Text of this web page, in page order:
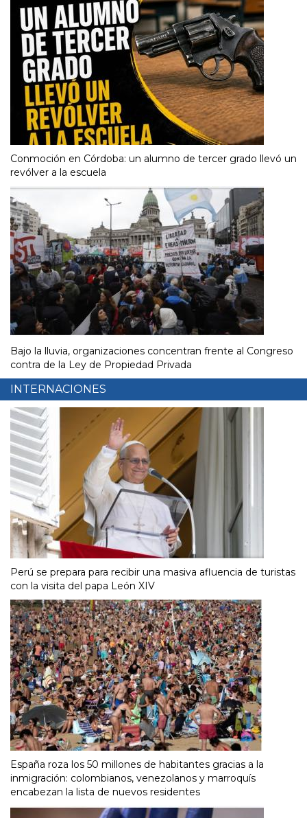
Conmoción en Córdoba: un alumno de tercer grado llevó un
revólver a la escuela
Bajo la lluvia, organizaciones concentran frente al Congreso
contra de la Ley de Propiedad Privada
INTERNACIONES
Perú se prepara para recibir una masiva afluencia de turistas
con la visita del papa León XIV
España roza los 50 millones de habitantes gracias a la
inmigración: colombianos, venezolanos y marroquís
encabezan la lista de nuevos residentes